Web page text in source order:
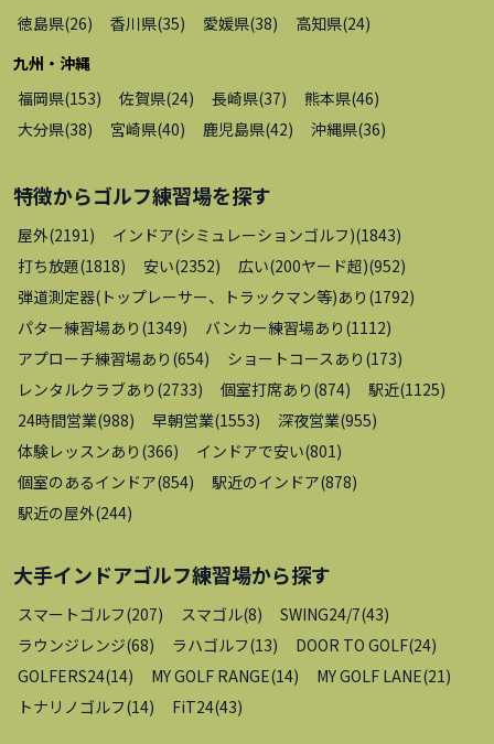
徳島県(26) 香川県(35) 愛媛県(38) 高知県(24)
九州・沖縄
福岡県(153) 佐賀県(24) 長崎県(37) 熊本県(46)
大分県(38) 宮崎県(40) 鹿児島県(42) 沖縄県(36)
特徴からゴルフ練習場を探す
屋外(2191 ) インドア(シミュレーションゴルフ)(1843)
打ち放題(1818) 安い(2352) 広い(200ヤード超)(952)
弾道測定器(トップレーサー、トラックマン等)あり (1792)
パター練習場あり (1349) バンカー練習場あり (1112)
アプローチ練習場あり (654) ショートコースあり (173)
レンタルクラブあり (2733) 個室打席あり (874) 駅近(1125)
24時間営業(988) 早朝営業(1553) 深夜営業(955)
体験レッスンあり (366) インドアで安い(801 )
個室のあるインドア(854) 駅近のインドア(878)
駅近の屋外(244)
大手インドアゴルフ練習場から探す
スマートゴルフ(207) スマゴル(8) SWING24/7(43)
ラウンジレンジ(68) ラハゴルフ(13) DOOR TO GOLF(24)
GOLFERS24(14) MY GOLF RANGE(14) MY GOLF LANE(21 )
トナリノゴルフ(14) FiT24(43)